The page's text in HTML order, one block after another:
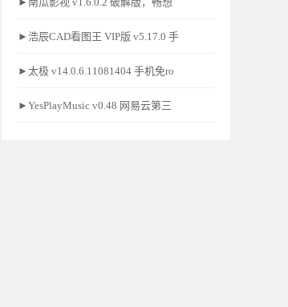
►浩辰CAD看图王 VIP版 v5.17.0 手
►太极 v14.0.6.11081404 手机免ro
►YesPlayMusic v0.48 网易云第三